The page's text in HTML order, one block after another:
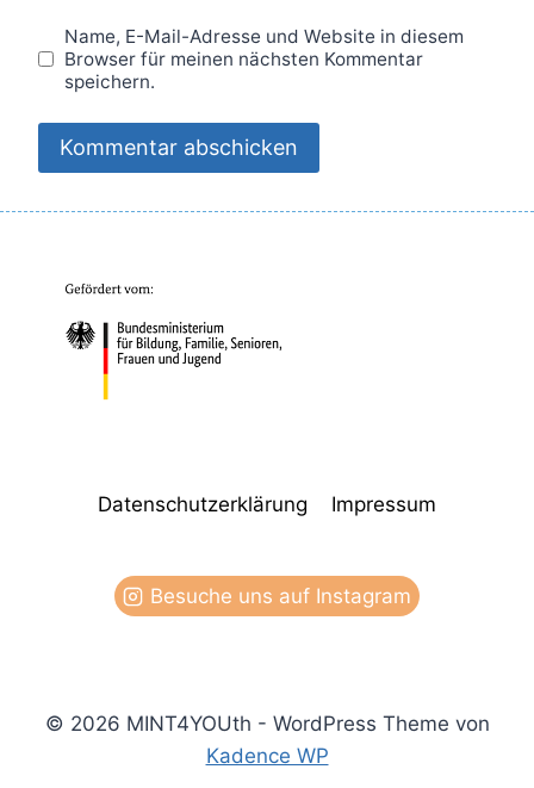
Name, E-Mail-Adresse und Website in diesem
Browser für meinen nächsten Kommentar
speichern.
Datenschutzerklärung Impressum
Besuche uns auf Instagram
© 2026 MINT4YOUth - WordPress Theme von
Kadence WP